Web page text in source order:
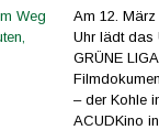
Am 12.
Uhr lädt das
GRÜNE
– der Kohle
ACUDKino